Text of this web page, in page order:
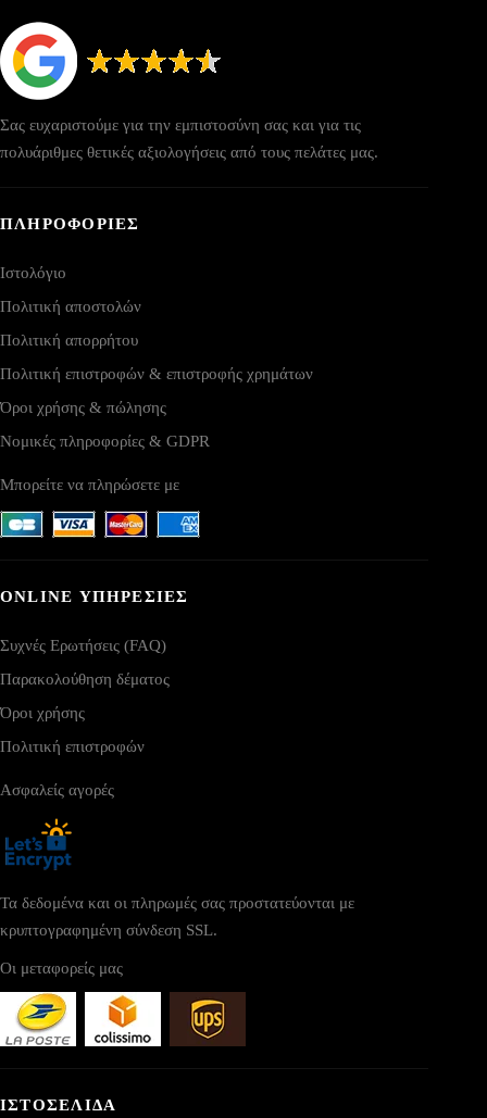
Σας ευχαριστούμε για την εμπιστοσύνη σας και για τις
πολυάριθμες θετικές αξιολογήσεις από τους πελάτες μας.
ΠΛΗΡΟΦΟΡΙΕΣ
Ιστολόγιο
Πολιτική αποστολών
Πολιτική απορρήτου
Πολιτική επιστροφών & επιστροφής χρημάτων
Όροι χρήσης & πώλησης
Νομικές πληροφορίες & GDPR
Μπορείτε να πληρώσετε με
ONLINE ΥΠΗΡΕΣΙΕΣ
Συχνές Ερωτήσεις (FAQ)
Παρακολούθηση δέματος
Όροι χρήσης
Πολιτική επιστροφών
Ασφαλείς αγορές
Τα δεδομένα και οι πληρωμές σας προστατεύονται με
κρυπτογραφημένη σύνδεση SSL.
Οι μεταφορείς μας
ΙΣΤΟΣΕΛΙΔΑ